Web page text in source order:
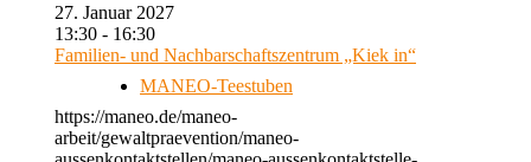
27. Januar 2027
13:30 - 16:30
Familien- und Nachbarschaftszentrum „Kiek in“
MANEO-Teestuben
https://maneo.de/maneo-
arbeit/gewaltpraevention/maneo-